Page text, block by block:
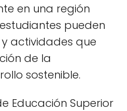
en una región
pueden
actividades que
de la
sostenible.
Educación Superior